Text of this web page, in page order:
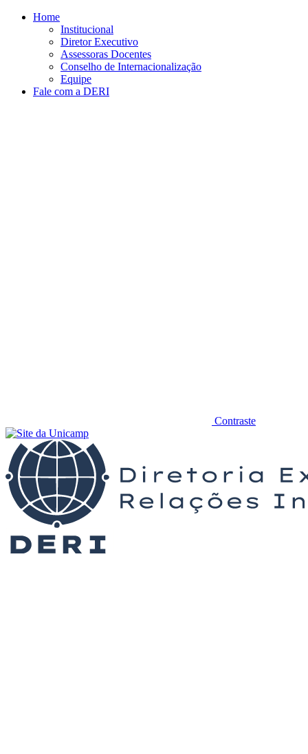
Conteúdo principal
Home
Institucional
Diretor Executivo
Assessoras Docentes
Conselho de Internacionalização
Equipe
Fale com a DERI
Contraste